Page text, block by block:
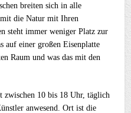
breiten sich in alle
die Natur mit Ihren
steht immer weniger Platz zur
auf einer großen Eisenplatte
Raum und was das mit den
zwischen 10 bis 18 Uhr, täglich
anwesend. Ort ist die